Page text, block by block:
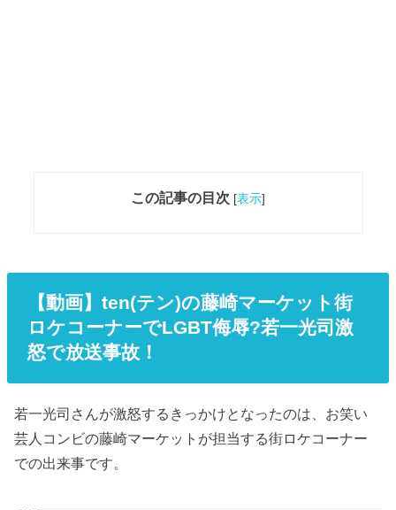
この記事の目次 [表示]
【動画】ten(テン)の藤崎マーケット街
ロケコーナーでLGBT侮辱?若一光司激
怒で放送事故！
若一光司さんが激怒するきっかけとなったのは、お笑い
芸人コンビの藤崎マーケットが担当する街ロケコーナー
での出来事です。